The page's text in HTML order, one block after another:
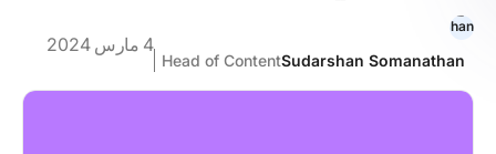
Sudarshan Somanathan
Head of Content
4 مارس 2024